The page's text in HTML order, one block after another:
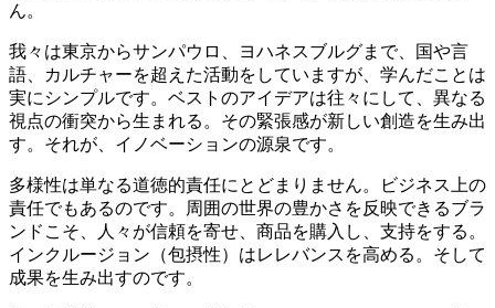
ん。
我々は東京からサンパウロ、ヨハネスブルグまで、国や言
語、カルチャーを超えた活動をしていますが、学んだことは
実にシンプルです。ベストのアイデアは往々にして、異なる
視点の衝突から生まれる。その緊張感が新しい創造を生み出
す。それが、イノベーションの源泉です。
多様性は単なる道徳的責任にとどまりません。ビジネス上の
責任でもあるのです。周囲の世界の豊かさを反映できるブラ
ンドこそ、人々が信頼を寄せ、商品を購入し、支持をする。
インクルージョン（包摂性）はレレバンスを高める。そして
成果を生み出すのです。